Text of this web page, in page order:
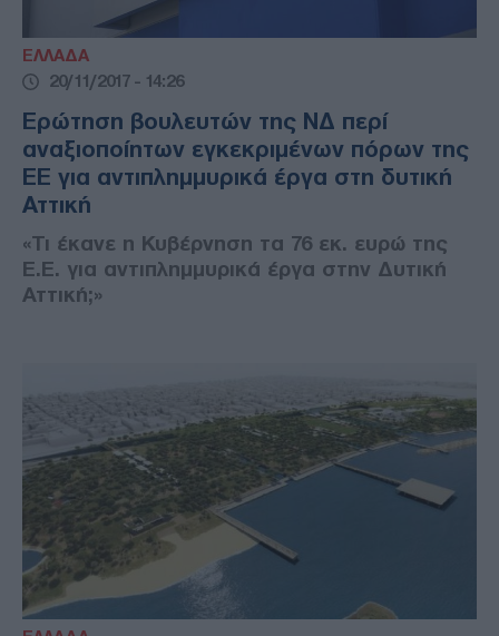
ΕΛΛΑΔΑ
20/11/2017 - 14:26
Ερώτηση βουλευτών της ΝΔ περί
αναξιοποίητων εγκεκριμένων πόρων της
ΕΕ για αντιπλημμυρικά έργα στη δυτική
Αττική
«Τι έκανε η Κυβέρνηση τα 76 εκ. ευρώ της
Ε.Ε. για αντιπλημμυρικά έργα στην Δυτική
Αττική;»